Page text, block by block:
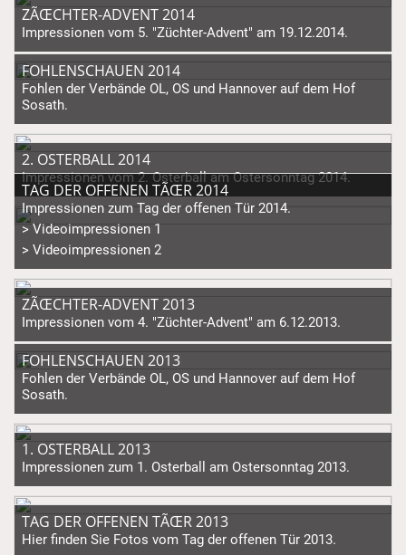
ZÃŒCHTER-ADVENT 2014
Impressionen vom 5. "Züchter-Advent" am 19.12.2014.
FOHLENSCHAUEN 2014
Fohlen der Verbände OL, OS und Hannover auf dem Hof
Sosath.
2. OSTERBALL 2014
Impressionen vom 2. Osterball am Ostersonntag 2014.
TAG DER OFFENEN TÃŒR 2014
Impressionen zum Tag der offenen Tür 2014.
> Videoimpressionen 1
> Videoimpressionen 2
ZÃŒCHTER-ADVENT 2013
Impressionen vom 4. "Züchter-Advent" am 6.12.2013.
FOHLENSCHAUEN 2013
Fohlen der Verbände OL, OS und Hannover auf dem Hof
Sosath.
1. OSTERBALL 2013
Impressionen zum 1. Osterball am Ostersonntag 2013.
TAG DER OFFENEN TÃŒR 2013
Hier finden Sie Fotos vom Tag der offenen Tür 2013.